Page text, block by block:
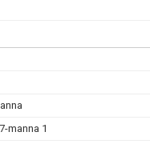
manna 1